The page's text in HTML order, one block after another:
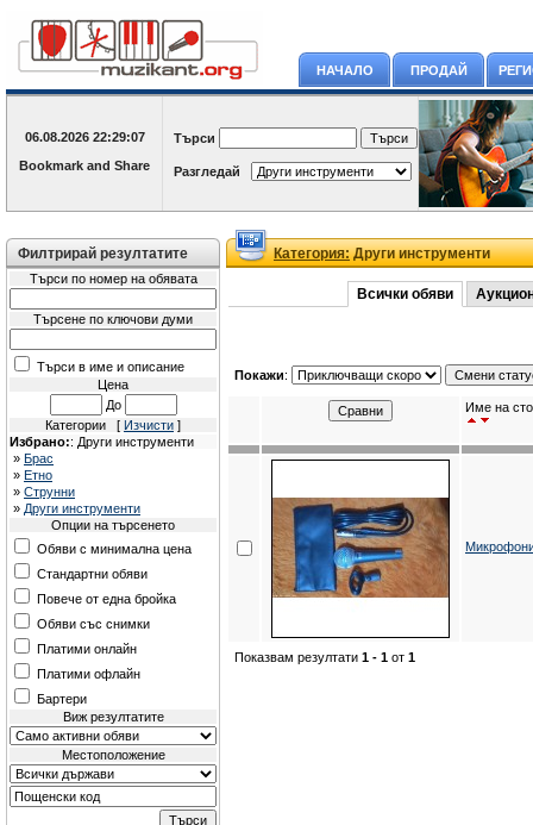
НАЧАЛО ПРОДАЙ
06.08.2026 22:29:07 Търси
Разгледай
Филтрирай резултатите
Търси по номер на обявата
Търсене по ключови думи
Търси в име и описание
Цена
До
Категории [ Изчисти ]
Избрано:: Други инструменти
» Брас
» Етно
» Струнни
» Други инструменти
Опции на търсенето
Обяви с минимална цена
Стандартни обяви
Повече от една бройка
Обяви със снимки
Платими онлайн
Платими офлайн
Бартери
Виж резултатите
Местоположение
Категория:Други инструменти
Всички обяви
Покажи:
Име на
Показвам резултати 1 - 1 от 1